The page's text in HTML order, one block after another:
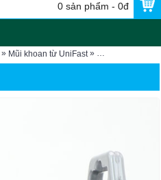
0 sản phẩm - 0đ
» Mũi khoan từ UniFast » Mũi khoan từ